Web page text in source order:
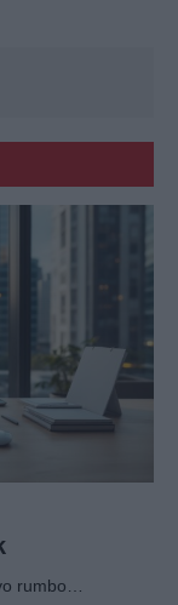
rumbo…